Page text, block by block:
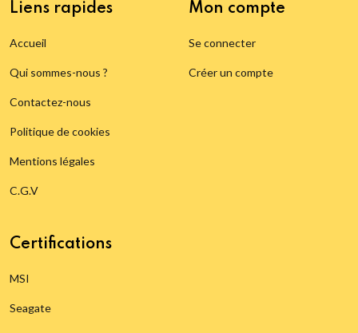
Liens rapides
Accueil
Qui sommes-nous ?
Contactez-nous
Politique de cookies
Mentions légales
C.G.V
Mon compte
Se connecter
Créer un compte
Certifications
MSI
Seagate